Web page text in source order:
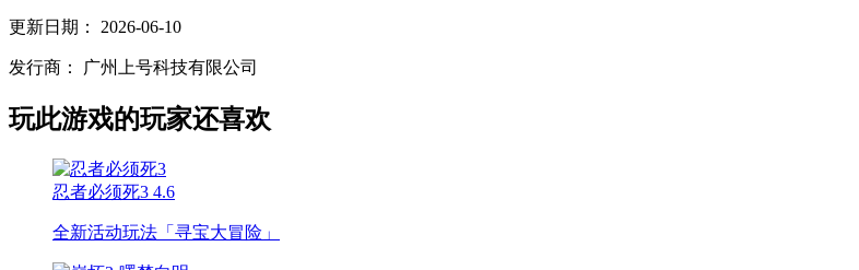
更新日期： 2026-06-10
发行商： 广州上号科技有限公司
玩此游戏的玩家还喜欢
忍者必须死3 4.6
全新活动玩法「寻宝大冒险」